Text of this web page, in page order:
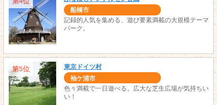
船橋市
記録的人気を集める、遊び要素満載の大規模テーマ
パーク。
第5位 東京ドイツ村
袖ケ浦市
色々満載で一日遊べる。広大な芝生広場が気持ちい
い！